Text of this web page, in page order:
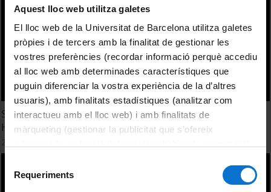
Aquest lloc web utilitza galetes
El lloc web de la Universitat de Barcelona utilitza galetes
pròpies i de tercers amb la finalitat de gestionar les
vostres preferències (recordar informació perquè accediu
al lloc web amb determinades característiques que
puguin diferenciar la vostra experiència de la d’altres
usuaris), amb finalitats estadístiques (analitzar com
interactueu amb el lloc web) i amb finalitats de
màrqueting (gestionar la publicitat que s’ofereix
consultar laPolítica de galetes del lloc web de la
Requeriments
Sourcing of north American Huron great lakes basin Early
Holocene chert artifacts by LA-ICP-MS. Patrick Julig